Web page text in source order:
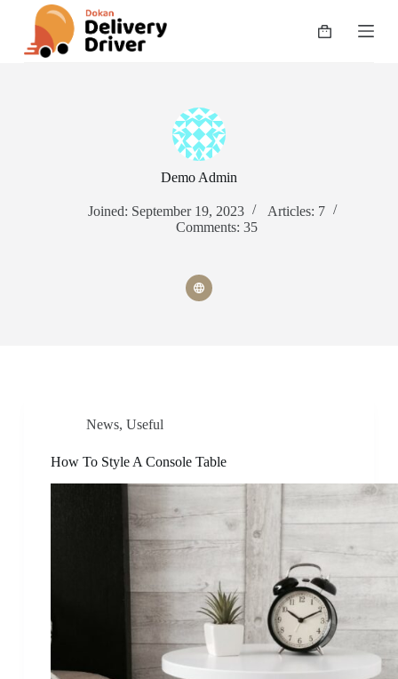
Shopping
Demo Admin
Joined: September 19, 2023
Articles: 7
Comments: 35
News, Useful
How To Style A Console Table